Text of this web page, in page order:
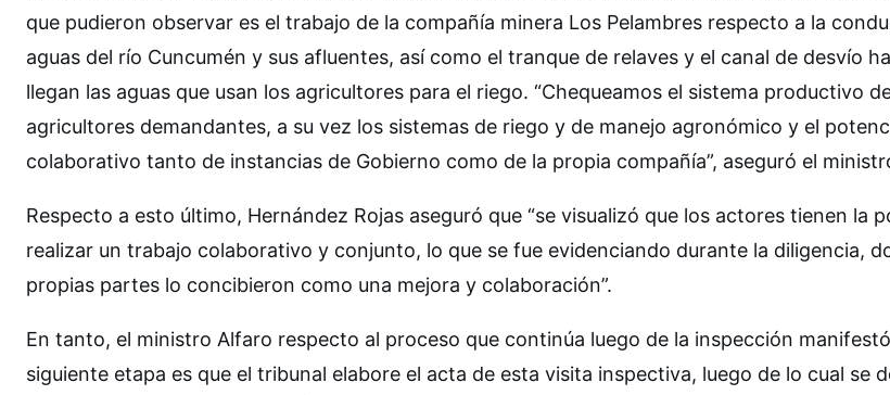
que pudieron observar es el trabajo de la compañía minera Los Pelambres respecto a la
aguas del río Cuncumén y sus afluentes, así como el tranque de relaves y el canal de desvío
llegan las aguas que usan los agricultores para el riego. “Chequeamos el sistema productivo
agricultores demandantes, a su vez los sistemas de riego y de manejo agronómico y el
colaborativo tanto de instancias de Gobierno como de la propia compañía”, aseguró el
Respecto a esto último, Hernández Rojas aseguró que “se visualizó que los actores tienen la
realizar un trabajo colaborativo y conjunto, lo que se fue evidenciando durante la diligencia,
propias partes lo concibieron como una mejora y colaboración”.
En tanto, el ministro Alfaro respecto al proceso que continúa luego de la inspección
siguiente etapa es que el tribunal elabore el acta de esta visita inspectiva, luego de lo cual se